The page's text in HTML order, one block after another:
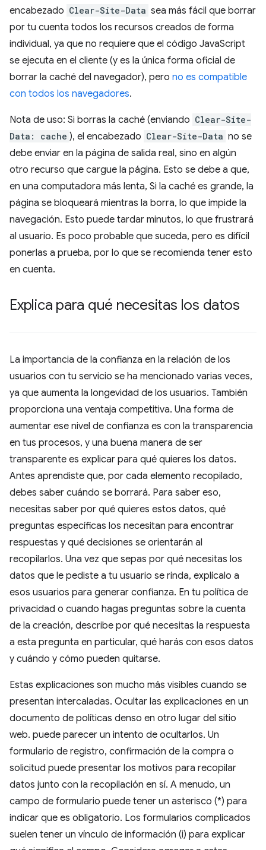
encabezado Clear-Site-Data sea más fácil que borrar
por tu cuenta todos los recursos creados de forma
individual, ya que no requiere que el código JavaScript
se ejecuta en el cliente (y es la única forma oficial de
borrar la caché del navegador), pero no es compatible
con todos los navegadores.
Nota de uso: Si borras la caché (enviando Clear-Site-
Data: cache ), el encabezado Clear-Site-Data no se
debe enviar en la página de salida real, sino en algún
otro recurso que cargue la página. Esto se debe a que,
en una computadora más lenta, Si la caché es grande, la
página se bloqueará mientras la borra, lo que impide la
navegación. Esto puede tardar minutos, lo que frustrará
al usuario. Es poco probable que suceda, pero es difícil
ponerlas a prueba, por lo que se recomienda tener esto
en cuenta.
Explica para qué necesitas los datos
La importancia de la confianza en la relación de los
usuarios con tu servicio se ha mencionado varias veces,
ya que aumenta la longevidad de los usuarios. También
proporciona una ventaja competitiva. Una forma de
aumentar ese nivel de confianza es con la transparencia
en tus procesos, y una buena manera de ser
transparente es explicar para qué quieres los datos.
Antes aprendiste que, por cada elemento recopilado,
debes saber cuándo se borrará. Para saber eso,
necesitas saber por qué quieres estos datos, qué
preguntas específicas los necesitan para encontrar
respuestas y qué decisiones se orientarán al
recopilarlos. Una vez que sepas por qué necesitas los
datos que le pediste a tu usuario se rinda, explícalo a
esos usuarios para generar confianza. En tu política de
privacidad o cuando hagas preguntas sobre la cuenta
de la creación, describe por qué necesitas la respuesta
a esta pregunta en particular, qué harás con esos datos
y cuándo y cómo pueden quitarse.
Estas explicaciones son mucho más visibles cuando se
presentan intercaladas. Ocultar las explicaciones en un
documento de políticas denso en otro lugar del sitio
web. puede parecer un intento de ocultarlos. Un
formulario de registro, confirmación de la compra o
solicitud puede presentar los motivos para recopilar
datos junto con la recopilación en sí. A menudo, un
campo de formulario puede tener un asterisco (*) para
indicar que es obligatorio. Los formularios complicados
suelen tener un vínculo de información (i) para explicar